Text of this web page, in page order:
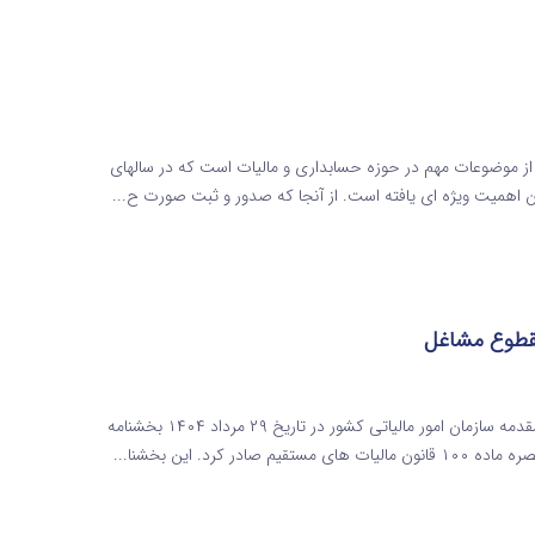
موضوعات مهم در حوزه حسابداری و مالیات است که در سالهای
اهمیت ویژه ای یافته است. از آنجا که صدور و ثبت صورت‌ ح...
بخشنامه تبصره 100 عملکرد سال 1403 | مالیات مقطوع مشاغل مقدمه سازمان امور مالیاتی کشور در تاریخ ۲۹ مرداد ۱۴۰۴ بخشنامه